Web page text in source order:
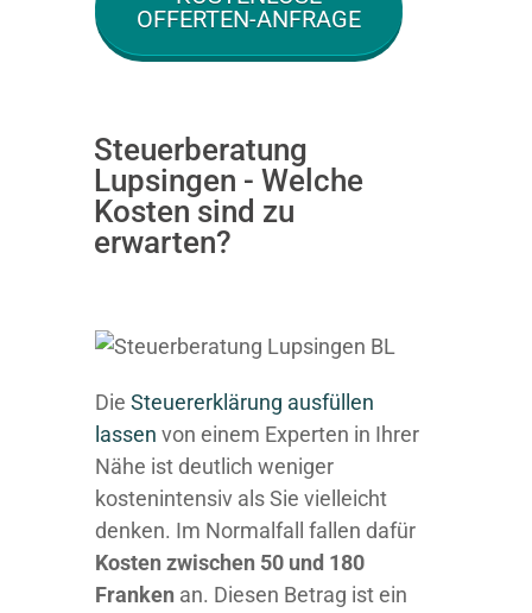
OFFERTEN-ANFRAGE
Steuerberatung
Lupsingen - Welche
Kosten sind zu
erwarten?
Die Steuererklärung ausfüllen
lassen von einem Experten in Ihrer
Nähe ist deutlich weniger
kostenintensiv als Sie vielleicht
denken. Im Normalfall fallen dafür
Kosten zwischen 50 und 180
Franken an. Diesen Betrag ist ein